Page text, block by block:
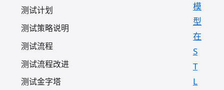
测试计划
测试策略说明
测试流程
测试流程改进
测试金字塔
模
型
在
S
T
L